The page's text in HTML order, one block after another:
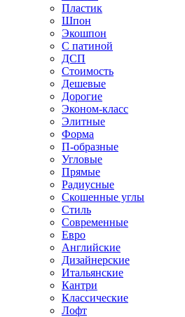
Пластик
Шпон
Экошпон
С патиной
ДСП
Стоимость
Дешевые
Дорогие
Эконом-класс
Элитные
Форма
П-образные
Угловые
Прямые
Радиусные
Скошенные углы
Стиль
Современные
Евро
Английские
Дизайнерские
Итальянские
Кантри
Классические
Лофт